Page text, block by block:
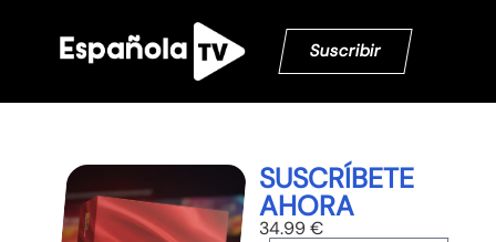
Suscribir
SUSCRÍBETE
AHORA
34.99 €